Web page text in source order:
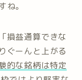
。
損益通算できな
ぐーんと上がる
的な銘柄は特定